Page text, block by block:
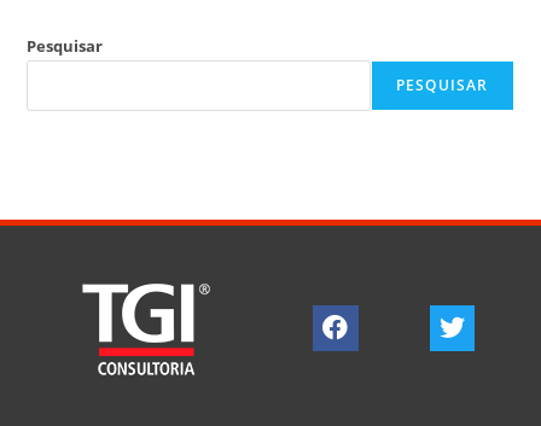
Pesquisar
PESQUISAR